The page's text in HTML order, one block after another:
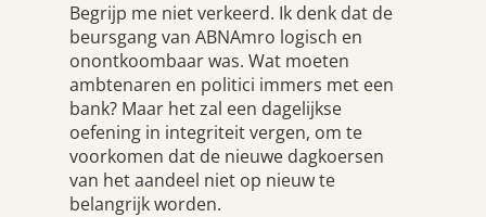
Begrijp me niet verkeerd. Ik denk dat de
beursgang van ABNAmro logisch en
onontkoombaar was. Wat moeten
ambtenaren en politici immers met een
bank? Maar het zal een dagelijkse
oefening in integriteit vergen, om te
voorkomen dat de nieuwe dagkoersen
van het aandeel niet op nieuw te
belangrijk worden.